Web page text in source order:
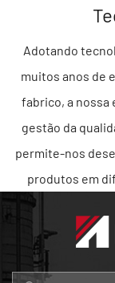
Adotando
muitos anos de
fabrico, a nossa
gestão da
permite-nos
produtos em